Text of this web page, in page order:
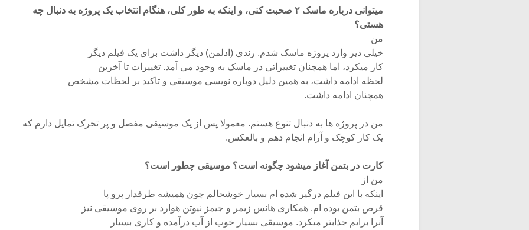
میتوانی درباره ماسک ۲ صحبت کنی، و اینکه به طور کلی، هنگام انتخاب یک پروژه به دنبال چه
هستی؟
من
خیلی دیر وارد پروژه ماسک شدم. رندی (ادلمن) دیگر داشت برای یک فیلم دیگر
کار میکرد، اما همچنان تغییراتی در ماسک به وجود می آمد. تغییرات تا آخرین
لحظه ادامه داشت، به همین دلیل دوباره نویسی موسیقی و تاکید بر لحظات مشخص
همچنان ادامه داشت.
من در پروژه ها به دنبال تنوع هستم. معمولا پس از یک موسیقی مفصل و پر تحرک تمایل دارم که
یک کار کوچک و آرام انجام دهم و بالعکس.
کارت در بتمن آغاز میشود چگونه است؟ موسیقی چطور است؟
من از
اینکه با این فیلم درگیر شده ام بسیار خوشحالم چون همیشه طرفدار پرو پا
قرص بتمن بوده ام. همکاری هانس زیمر و جیمز نیوتن هوارد بر روی موسیقی نیز
آنرا برایم جذابتر میکرد. موسیقی بسیار خوب از آب درآمده و کاری بسیار